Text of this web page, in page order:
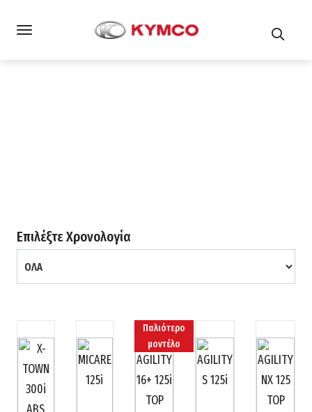
Επιλέξτε Χρονολογία
Παλιότερο
μοντέλο